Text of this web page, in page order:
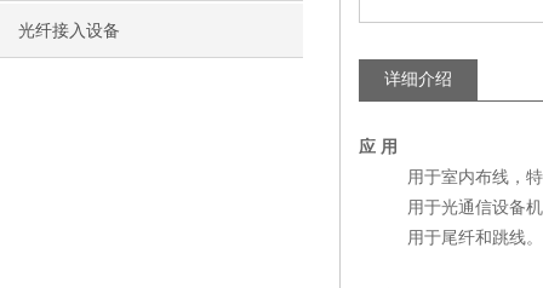
光纤接入设备
详细介绍
应 用
用于室内布线，特
用于光通信设备机
用于尾纤和跳线。